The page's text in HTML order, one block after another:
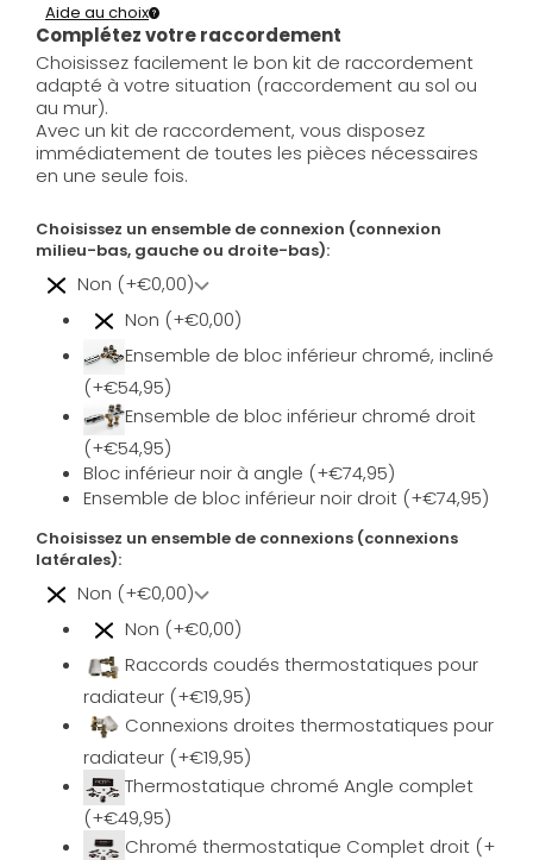
Complétez votre raccordement
Aide au choix
Choisissez facilement le bon kit de raccordement
adapté à votre situation (raccordement au sol ou
au mur).
Avec un kit de raccordement, vous disposez
immédiatement de toutes les pièces nécessaires
en une seule fois.
Choisissez un ensemble de connexion (connexion
milieu-bas, gauche ou droite-bas):
Non (+€0,00)
Non (+€0,00)
Ensemble de bloc inférieur chromé, incliné
(+€54,95)
Ensemble de bloc inférieur chromé droit
(+€54,95)
Bloc inférieur noir à angle (+€74,95)
Ensemble de bloc inférieur noir droit (+€74,95)
Choisissez un ensemble de connexions (connexions
latérales):
Non (+€0,00)
Non (+€0,00)
Raccords coudés thermostatiques pour
radiateur (+€19,95)
Connexions droites thermostatiques pour
radiateur (+€19,95)
Thermostatique chromé Angle complet
(+€49,95)
Chromé thermostatique Complet droit (+